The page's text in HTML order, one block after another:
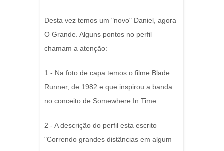
Desta vez temos um "novo" Daniel, agora
O Grande. Alguns pontos no perfil
chamam a atenção:
1 - Na foto de capa temos o filme Blade
Runner, de 1982 e que inspirou a banda
no conceito de Somewhere In Time.
2 - A descrição do perfil esta escrito
"Correndo grandes distâncias em algum